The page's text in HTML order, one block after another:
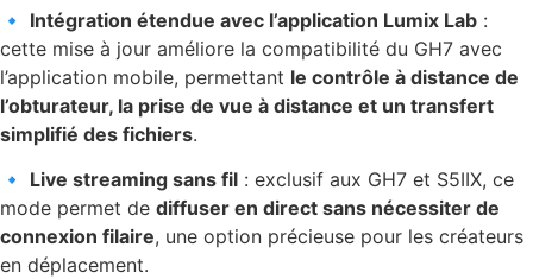
🔹 Intégration étendue avec l’application Lumix Lab :
cette mise à jour améliore la compatibilité du GH7 avec
l’application mobile, permettant le contrôle à distance de
l’obturateur, la prise de vue à distance et un transfert
simplifié des fichiers.
🔹 Live streaming sans fil : exclusif aux GH7 et S5IIX, ce
mode permet de diffuser en direct sans nécessiter de
connexion filaire, une option précieuse pour les créateurs
en déplacement.